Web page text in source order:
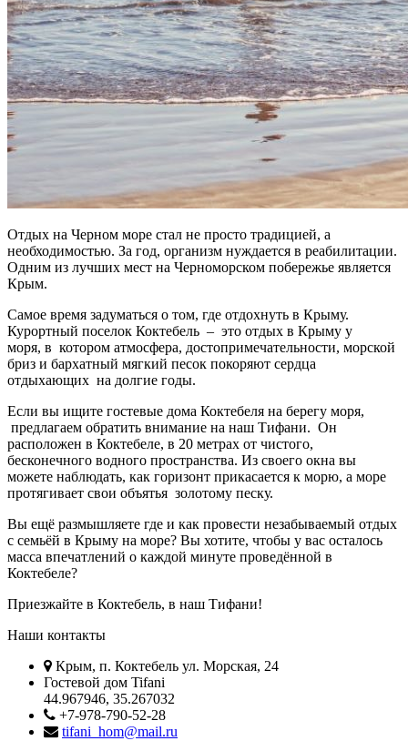
Отдых на Черном море стал не просто традицией, а
необходимостью. За год, организм нуждается в реабилитации.
Одним из лучших мест на Черноморском побережье является
Крым.
Самое время задуматься о том, где отдохнуть в Крыму.
Курортный поселок Коктебель – это отдых в Крыму у
моря, в котором атмосфера, достопримечательности, морской
бриз и бархатный мягкий песок покоряют сердца
отдыхающих на долгие годы.
Если вы ищите гостевые дома Коктебеля на берегу моря,
предлагаем обратить внимание на наш Тифани. Он
расположен в Коктебеле, в 20 метрах от чистого,
бесконечного водного пространства. Из своего окна вы
можете наблюдать, как горизонт прикасается к морю, а море
протягивает свои объятья золотому песку.
Вы ещё размышляете где и как провести незабываемый отдых
с семьёй в Крыму на море? Вы хотите, чтобы у вас осталось
масса впечатлений о каждой минуте проведённой в
Коктебеле?
Приезжайте в Коктебель, в наш Тифани!
Наши контакты
Крым, п. Коктебель ул. Морская, 24
Гостевой дом Tifani
44.967946, 35.267032
+7-978-790-52-28
tifani_hom@mail.ru